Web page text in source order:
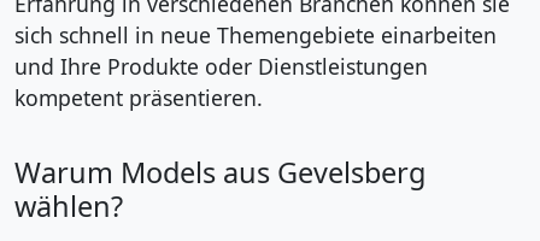
sich schnell in neue Themengebiete einarbeiten
und Ihre Produkte oder Dienstleistungen
kompetent präsentieren.
Warum Models aus Gevelsberg
wählen?